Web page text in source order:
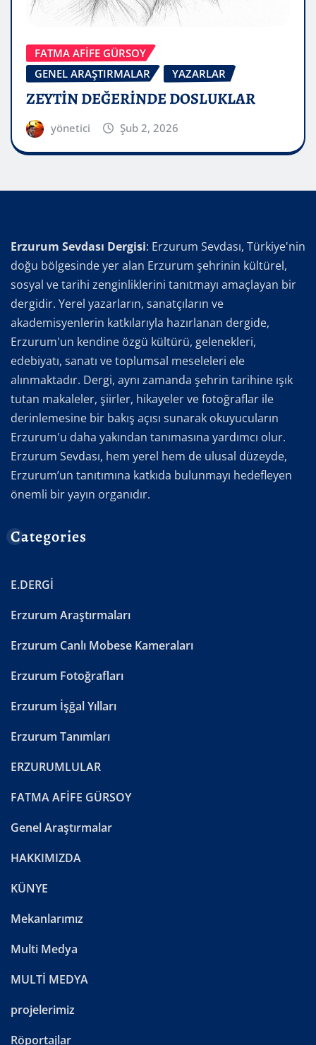
FATMA AFİFE GÜRSOY
GENEL ARAŞTIRMALAR
YAZARLAR
ZEYTİN DEĞERİNDE DOSLUKLAR
yönetici Şub 2, 2026
Erzurum Sevdası Dergisi: Erzurum Sevdası, Türkiye'nin
doğu bölgesinde yer alan Erzurum şehrinin kültürel,
sosyal ve tarihi zenginliklerini tanıtmayı amaçlayan bir
dergidir. Yerel yazarların, sanatçıların ve
akademisyenlerin katkılarıyla hazırlanan dergide,
Erzurum'un kendine özgü kültürü, gelenekleri,
edebiyatı, sanatı ve toplumsal meseleleri ele
alınmaktadır. Dergi, aynı zamanda şehrin tarihine ışık
tutan makaleler, şiirler, hikayeler ve fotoğraflar ile
derinlemesine bir bakış açısı sunarak okuyucuların
Erzurum'u daha yakından tanımasına yardımcı olur.
Erzurum Sevdası, hem yerel hem de ulusal düzeyde,
Erzurum’un tanıtımına katkıda bulunmayı hedefleyen
önemli bir yayın organıdır.
Categories
E.DERGİ
Erzurum Araştırmaları
Erzurum Canlı Mobese Kameraları
Erzurum Fotoğrafları
Erzurum İşğal Yılları
Erzurum Tanımları
ERZURUMLULAR
FATMA AFİFE GÜRSOY
Genel Araştırmalar
HAKKIMIZDA
KÜNYE
Mekanlarımız
Multi Medya
MULTİ MEDYA
projelerimiz
Röportajlar